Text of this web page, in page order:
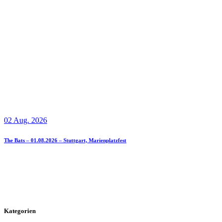
02 Aug. 2026
The Bats – 01.08.2026 – Stuttgart, Marienplatzfest
Kategorien